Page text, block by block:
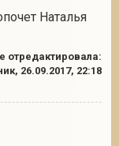
Наталья
отредактировала:
26.09.2017, 22:18